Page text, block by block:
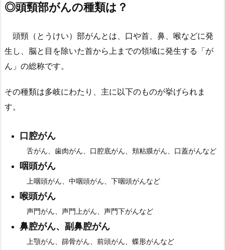
◎頭頸部がんの種類は？
頭頸（とうけい）部がんとは、口や首、鼻、喉などに発
生し、脳と目を除いた首から上までの領域に発生する「が
ん」の総称です。
その種類は多岐にわたり、主に以下のものが挙げられま
す。
口腔がん
舌がん、歯肉がん、口腔底がん、頬粘膜がん、口蓋がんなど
咽頭がん
上咽頭がん、中咽頭がん、下咽頭がんなど
喉頭がん
声門がん、声門上がん、声門下がんなど
鼻腔がん、副鼻腔がん
上顎がん、篩骨がん、前頭がん、蝶形がんなど